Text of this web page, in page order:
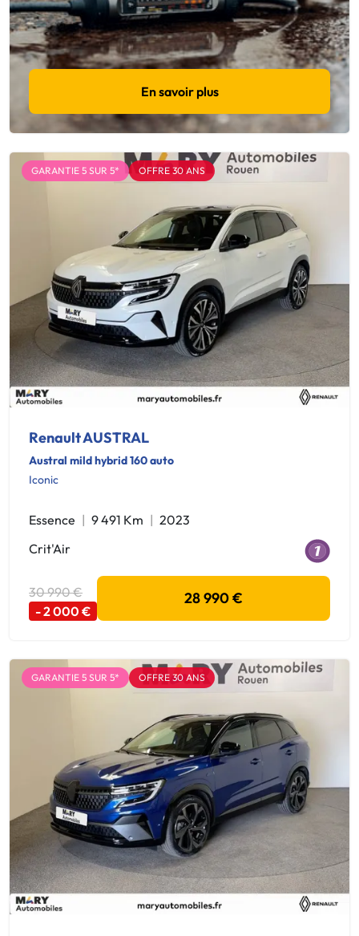
En savoir plus
GARANTIE 5 SUR 5* OFFRE 30 ANS
Renault AUSTRAL
Austral mild hybrid 160 auto
Iconic
Essence 9 491 Km
2023
Crit'Air
30 990 €
- 2 000 €
28 990 €
GARANTIE 5 SUR 5* OFFRE 30 ANS